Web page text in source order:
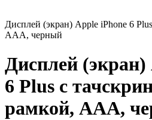
Дисплей (экран) Apple iPhone 6
AAA, черный
Дисплей
6 Plus с
рамкой, AAA,